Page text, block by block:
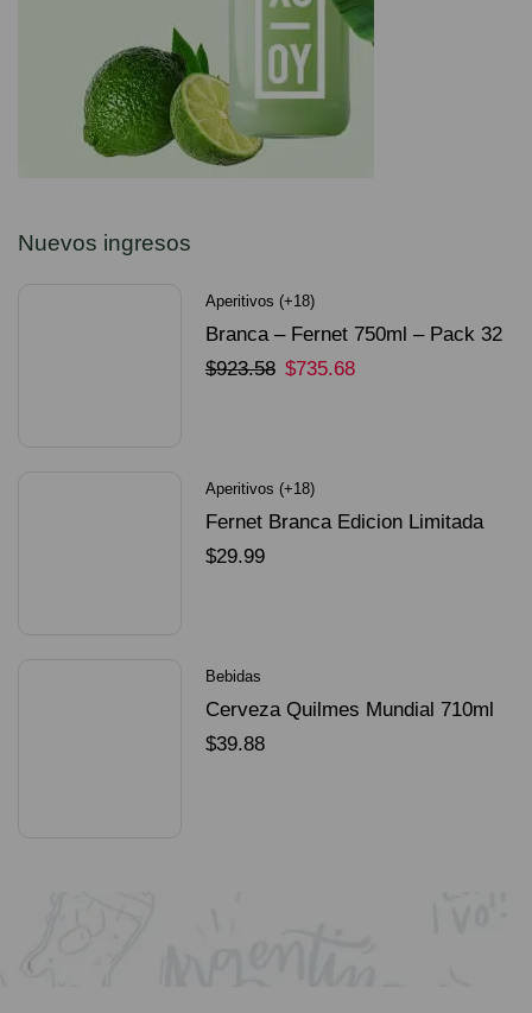
Nuevos ingresos
Aperitivos (+18)
Branca – Fernet 750ml – Pack 32
Unidades
$923.58 $735.68
Aperitivos (+18)
Fernet Branca Edicion Limitada
Dorado Mundial
$29.99
Bebidas
Cerveza Quilmes Mundial 710ml
packX4
$39.88